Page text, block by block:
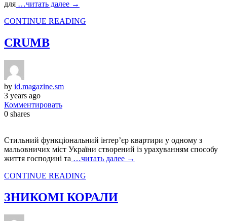
для …читать далее →
CONTINUE READING
CRUMB
by id.magazine.sm
3 years ago
Комментировать
0 shares
Стильний функціональний інтер’єр квартири у одному з
мальовничих міст України створений із урахуванням способу
життя господині та …читать далее →
CONTINUE READING
ЗНИКОМІ КОРАЛИ